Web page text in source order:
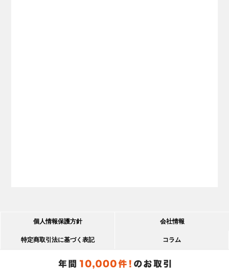
個人情報保護方針 会社情報
特定商取引法に基づく表記 コラム